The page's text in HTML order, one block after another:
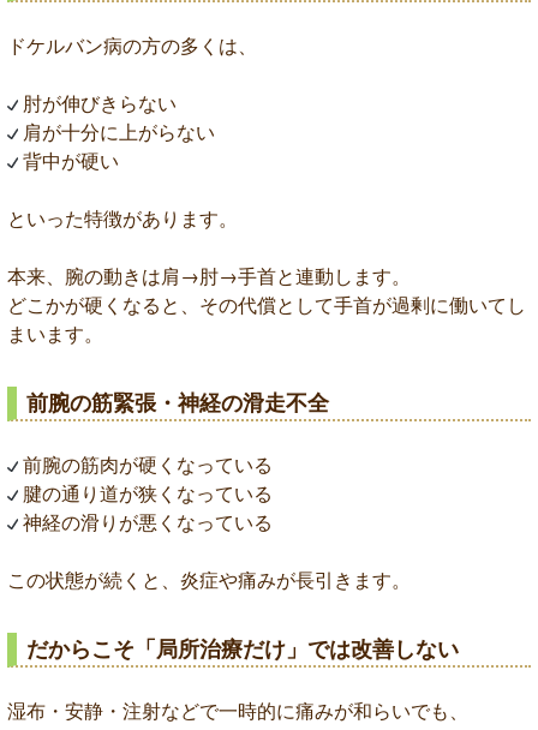
ドケルバン病の方の多くは、
肘が伸びきらない
肩が十分に上がらない
背中が硬い
といった特徴があります。
本来、腕の動きは肩→肘→手首と連動します。
どこかが硬くなると、その代償として手首が過剰に働いてし
まいます。
前腕の筋緊張・神経の滑走不全
前腕の筋肉が硬くなっている
腱の通り道が狭くなっている
神経の滑りが悪くなっている
この状態が続くと、炎症や痛みが長引きます。
だからこそ「局所治療だけ」では改善しない
湿布・安静・注射などで一時的に痛みが和らいでも、